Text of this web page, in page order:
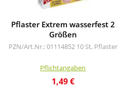
Pflaster Extrem wasserfest 2
Größen
PZN/Art.Nr.: 01114852 10 St, Pflaster
Pflichtangaben
1,49 €